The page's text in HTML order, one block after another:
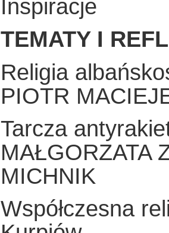
Inspiracje
TEMATY I
Religia
PIOTR
Tarcza
MAŁGORZATA
MICHNIK
Współczesna